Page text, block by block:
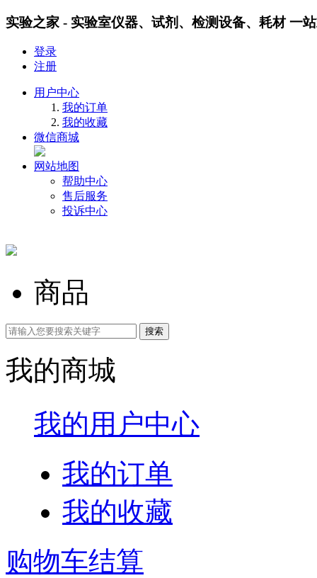
实验之家 - 实验室仪器、试剂、检测设备、耗材 一
登录
注册
用户中心
我的订单
我的收藏
微信商城
网站地图
帮助中心
售后服务
投诉中心
商品
我的商城
我的用户中心
我的订单
我的收藏
购物车结算